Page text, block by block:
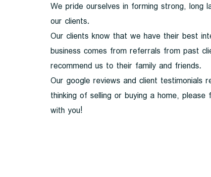
We pride ourselves in forming strong, long
our clients.
Our clients know that we have their best
business comes from referrals from past
recommend us to their family and friends.
Our google reviews and client testimonials
thinking of selling or buying a home,
with you!